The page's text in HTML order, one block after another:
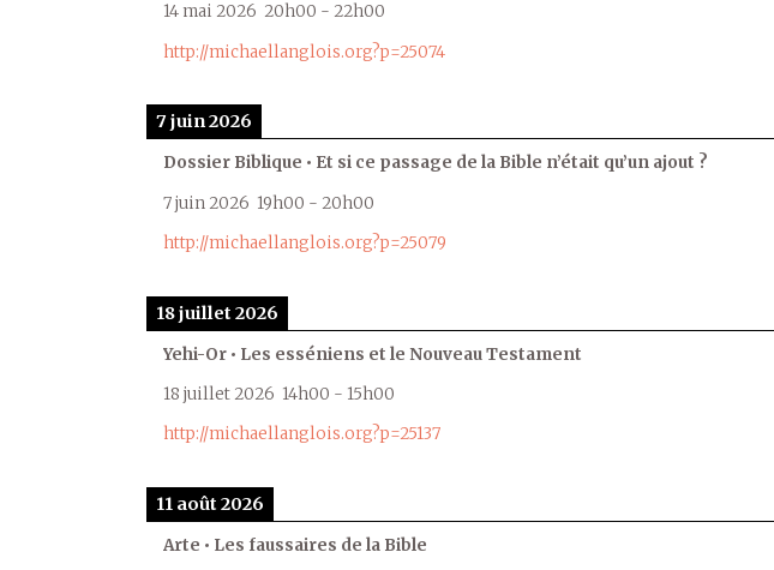
14 mai 2026 20h00 - 22h00
http://michaellanglois.org?p=25074
7 juin 2026
Dossier Biblique • Et si ce passage de la Bible n’était qu’un ajout ?
7 juin 2026 19h00 - 20h00
http://michaellanglois.org?p=25079
18 juillet 2026
Yehi-Or • Les esséniens et le Nouveau Testament
18 juillet 2026 14h00 - 15h00
http://michaellanglois.org?p=25137
11 août 2026
Arte • Les faussaires de la Bible